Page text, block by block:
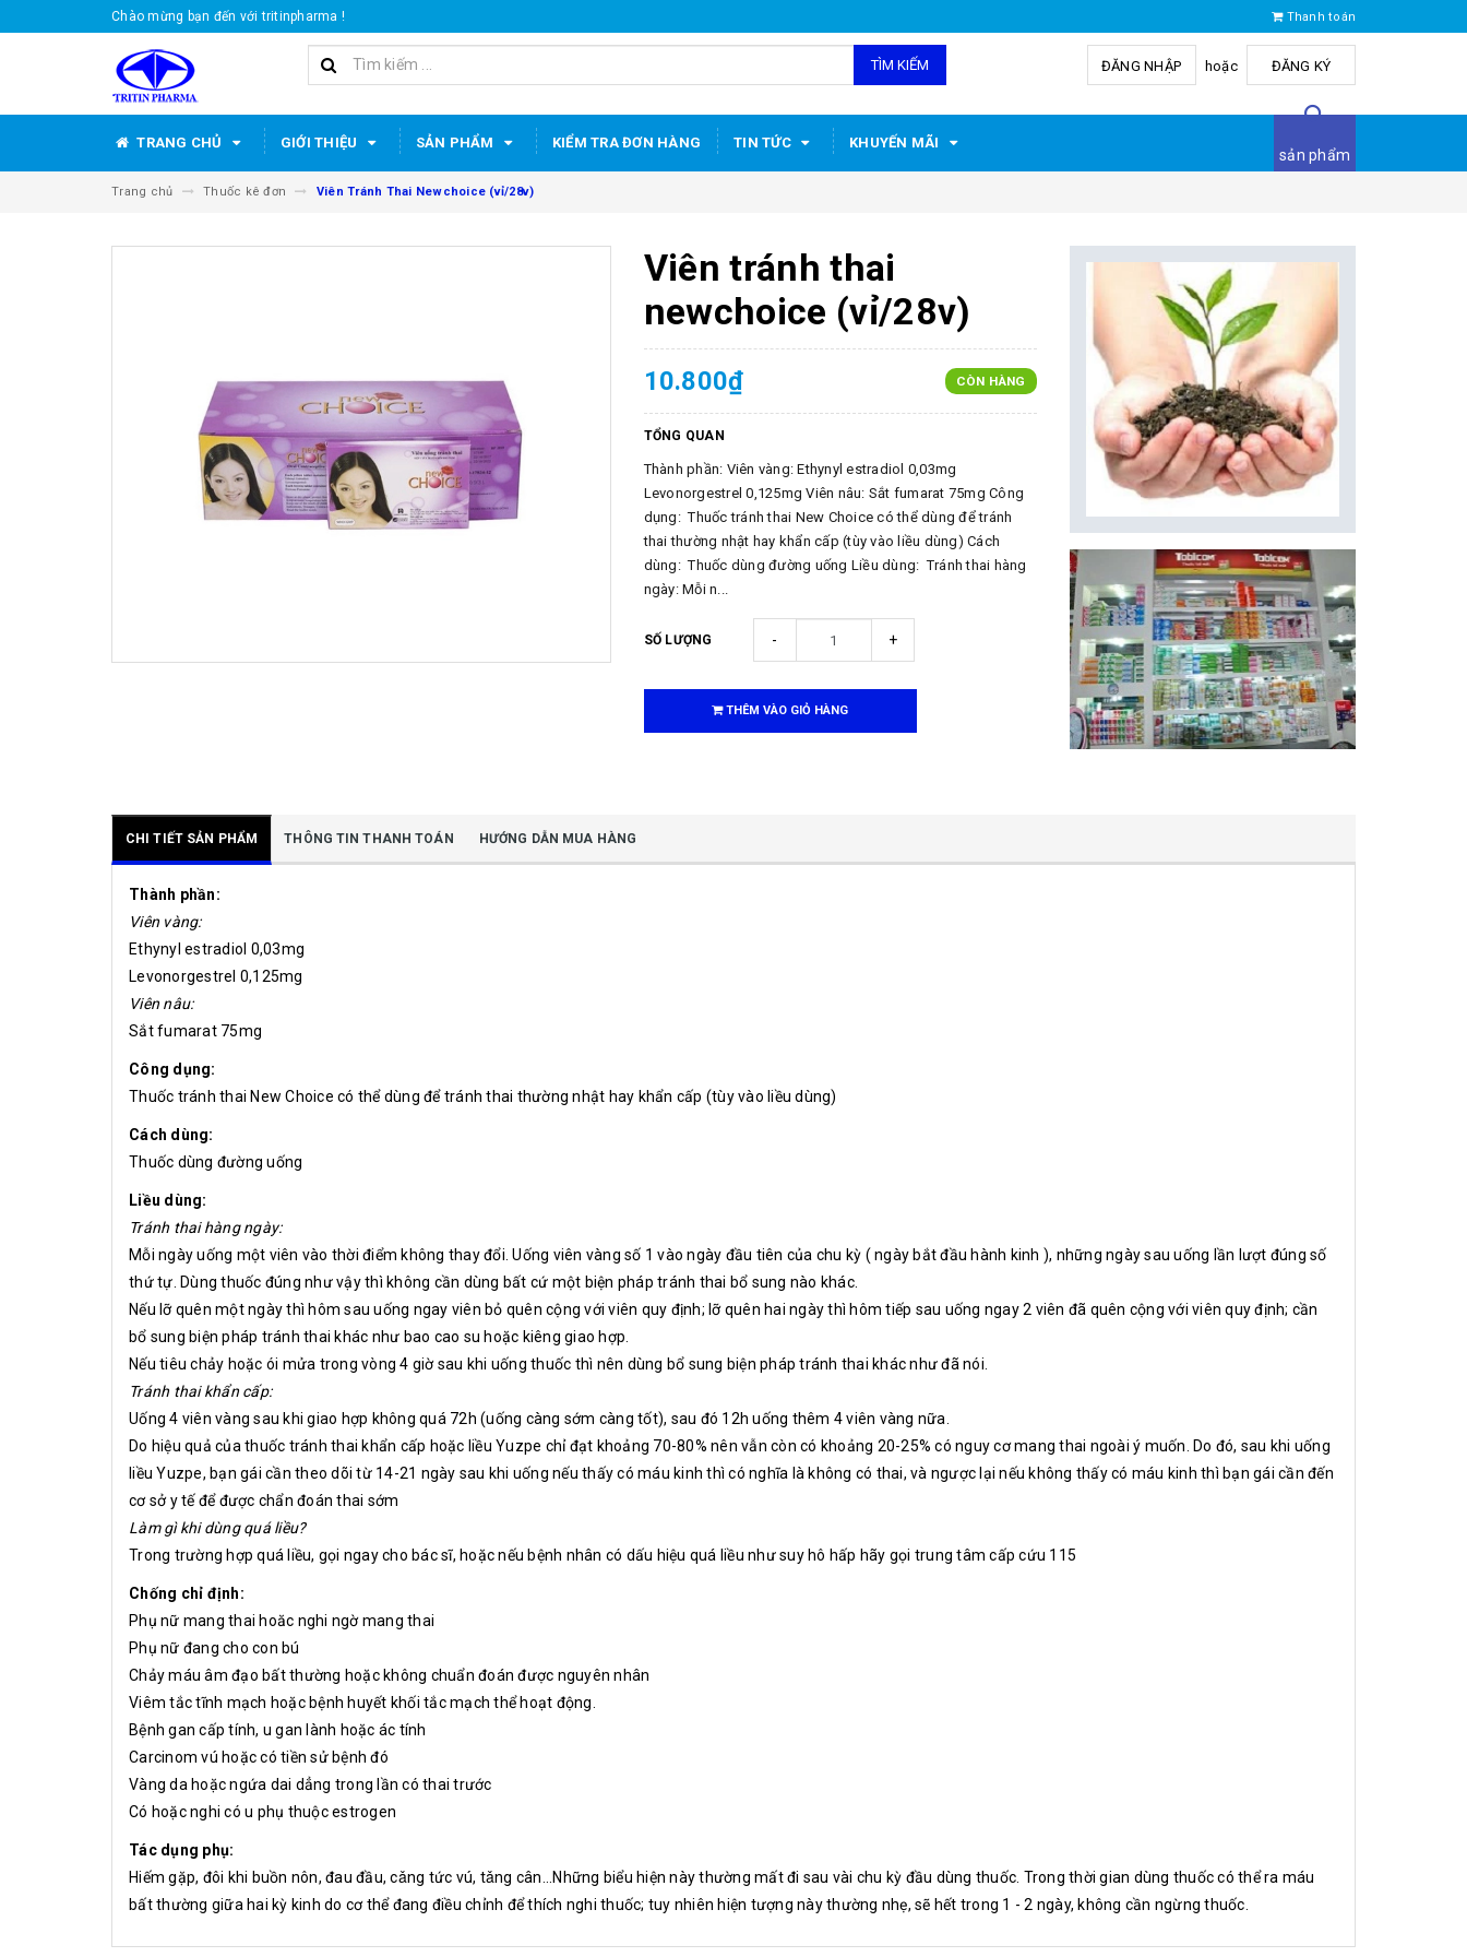
Chào mừng bạn đến với tritinpharma ! Thanh toán
TÌM KIẾM ĐĂNG NHẬP hoặc ĐĂNG KÝ
TRANG CHỦ GIỚI THIỆU SẢN PHẨM KIỂM TRA ĐƠN HÀNG TIN TỨC KHUYẾN MÃI
sản phẩm
Trang chủ Thuốc kê đơn Viên Tránh Thai Newchoice (vỉ/28v)
Viên tránh thai
newchoice (vỉ/28v)
10.800₫ CÒN HÀNG
TỔNG QUAN
Thành phần: Viên vàng: Ethynyl estradiol 0,03mg
Levonorgestrel 0,125mg Viên nâu: Sắt fumarat 75mg Công
dụng: Thuốc tránh thai New Choice có thể dùng để tránh
thai thường nhật hay khẩn cấp (tùy vào liều dùng) Cách
dùng: Thuốc dùng đường uống Liều dùng: Tránh thai hàng
ngày: Mỗi n...
SỐ LƯỢNG - +
THÊM VÀO GIỎ HÀNG
CHI TIẾT SẢN PHẨM THÔNG TIN THANH TOÁN HƯỚNG DẪN MUA HÀNG
Thành phần:
Viên vàng:
Ethynyl estradiol 0,03mg
Levonorgestrel 0,125mg
Viên nâu:
Sắt fumarat 75mg
Công dụng:
Thuốc tránh thai New Choice có thể dùng để tránh thai thường nhật hay khẩn cấp (tùy vào liều dùng)
Cách dùng:
Thuốc dùng đường uống
Liều dùng:
Tránh thai hàng ngày:
Mỗi ngày uống một viên vào thời điểm không thay đổi. Uống viên vàng số 1 vào ngày đầu tiên của chu kỳ ( ngày bắt đầu hành kinh ), những ngày sau uống lần lượt đúng số
thứ tự. Dùng thuốc đúng như vậy thì không cần dùng bất cứ một biện pháp tránh thai bổ sung nào khác.
Nếu lỡ quên một ngày thì hôm sau uống ngay viên bỏ quên cộng với viên quy định; lỡ quên hai ngày thì hôm tiếp sau uống ngay 2 viên đã quên cộng với viên quy định; cần
bổ sung biện pháp tránh thai khác như bao cao su hoặc kiêng giao hợp.
Nếu tiêu chảy hoặc ói mửa trong vòng 4 giờ sau khi uống thuốc thì nên dùng bổ sung biện pháp tránh thai khác như đã nói.
Tránh thai khẩn cấp:
Uống 4 viên vàng sau khi giao hợp không quá 72h (uống càng sớm càng tốt), sau đó 12h uống thêm 4 viên vàng nữa.
Do hiệu quả của thuốc tránh thai khẩn cấp hoặc liều Yuzpe chỉ đạt khoảng 70-80% nên vẫn còn có khoảng 20-25% có nguy cơ mang thai ngoài ý muốn. Do đó, sau khi uống
liều Yuzpe, bạn gái cần theo dõi từ 14-21 ngày sau khi uống nếu thấy có máu kinh thì có nghĩa là không có thai, và ngược lại nếu không thấy có máu kinh thì bạn gái cần đến
cơ sở y tế để được chẩn đoán thai sớm
Làm gì khi dùng quá liều?
Trong trường hợp quá liều, gọi ngay cho bác sĩ, hoặc nếu bệnh nhân có dấu hiệu quá liều như suy hô hấp hãy gọi trung tâm cấp cứu 115
Chống chỉ định:
Phụ nữ mang thai hoăc nghi ngờ mang thai
Phụ nữ đang cho con bú
Chảy máu âm đạo bất thường hoặc không chuẩn đoán được nguyên nhân
Viêm tắc tĩnh mạch hoặc bệnh huyết khối tắc mạch thể hoạt động.
Bệnh gan cấp tính, u gan lành hoặc ác tính
Carcinom vú hoặc có tiền sử bệnh đó
Vàng da hoặc ngứa dai dẳng trong lần có thai trước
Có hoặc nghi có u phụ thuộc estrogen
Tác dụng phụ:
Hiếm gặp, đôi khi buồn nôn, đau đầu, cǎng tức vú, tǎng cân...Những biểu hiện này thường mất đi sau vài chu kỳ đầu dùng thuốc. Trong thời gian dùng thuốc có thể ra máu
bất thường giữa hai kỳ kinh do cơ thể đang điều chỉnh để thích nghi thuốc; tuy nhiên hiện tượng này thường nhẹ, sẽ hết trong 1 - 2 ngày, không cần ngừng thuốc.